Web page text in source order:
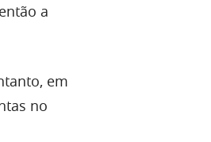
a
em
no